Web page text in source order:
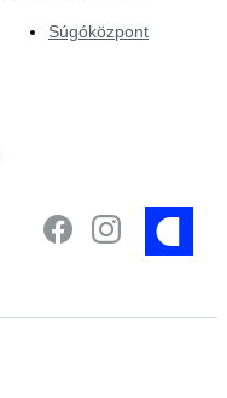
Súgóközpont